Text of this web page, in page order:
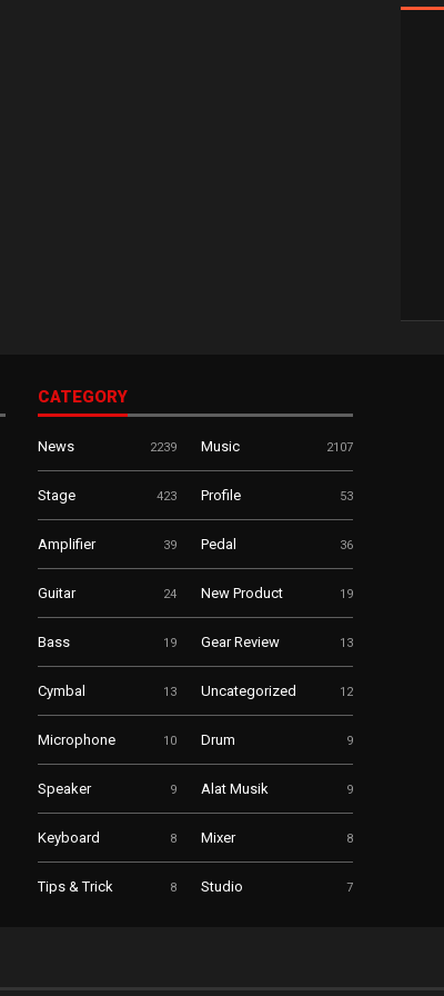
CATEGORY
News 2239 Music 2107
Stage 423 Profile 53
Amplifier 39 Pedal 36
Guitar 24 New Product 19
Bass 19 Gear Review 13
Cymbal 13 Uncategorized 12
Microphone 10 Drum 9
Speaker 9 Alat Musik 9
Keyboard 8 Mixer 8
Tips & Trick 8 Studio 7